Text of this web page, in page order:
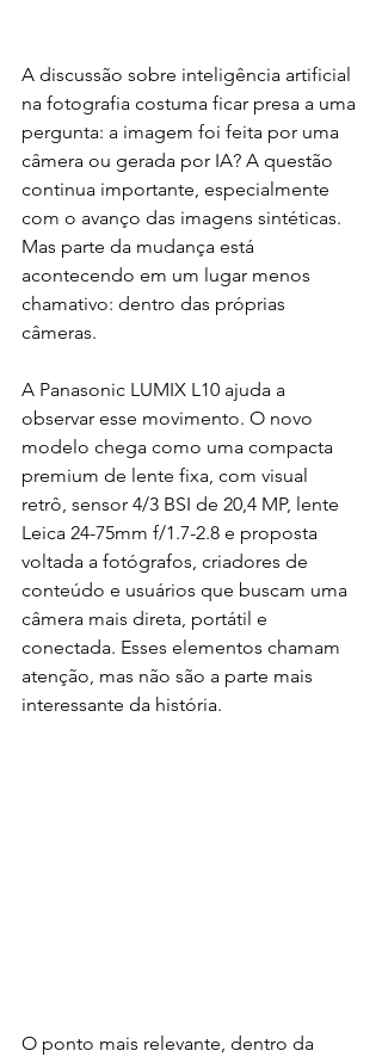
A discussão sobre inteligência artificial
na fotografia costuma ficar presa a uma
pergunta: a imagem foi feita por uma
câmera ou gerada por IA? A questão
continua importante, especialmente
com o avanço das imagens sintéticas.
Mas parte da mudança está
acontecendo em um lugar menos
chamativo: dentro das próprias
câmeras.
A Panasonic LUMIX L10 ajuda a
observar esse movimento. O novo
modelo chega como uma compacta
premium de lente fixa, com visual
retrô, sensor 4/3 BSI de 20,4 MP, lente
Leica 24-75mm f/1.7-2.8 e proposta
voltada a fotógrafos, criadores de
conteúdo e usuários que buscam uma
câmera mais direta, portátil e
conectada. Esses elementos chamam
atenção, mas não são a parte mais
interessante da história.
O ponto mais relevante, dentro da